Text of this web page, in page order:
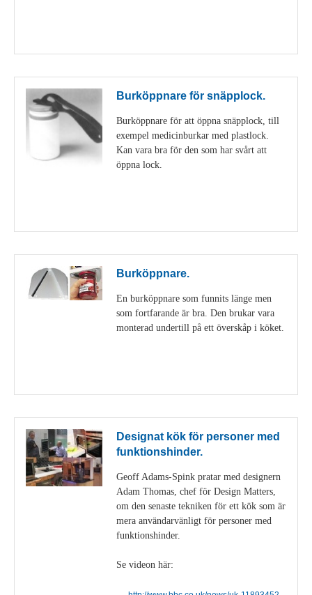
Burköppnare för snäpplock.
Burköppnare för att öppna snäpplock, till
exempel medicinburkar med plastlock.
Kan vara bra för den som har svårt att
öppna lock.
Burköppnare.
En burköppnare som funnits länge men
som fortfarande är bra. Den brukar vara
monterad undertill på ett överskåp i köket.
Designat kök för personer med
funktionshinder.
Geoff Adams-Spink pratar med designern
Adam Thomas, chef för Design Matters,
om den senaste tekniken för ett kök som är
mera användarvänligt för personer med
funktionshinder.
Se videon här: